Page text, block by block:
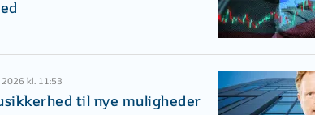
2026 kl. 11:53
til nye muligheder